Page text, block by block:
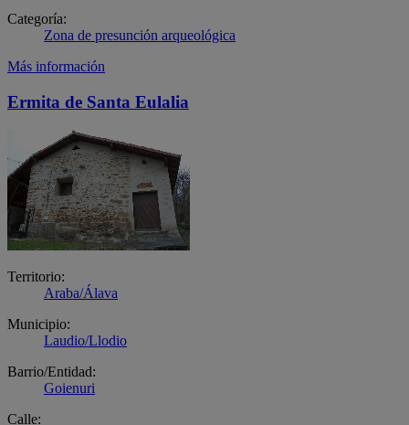
Categoría:
Zona de presunción arqueológica
Más información
Ermita de Santa Eulalia
Territorio:
Araba/Álava
Municipio:
Laudio/Llodio
Barrio/Entidad:
Goienuri
Calle: